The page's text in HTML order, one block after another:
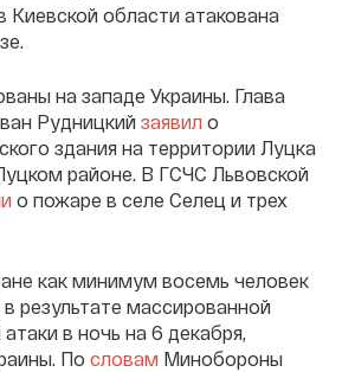
области атакована
на западе Украины. Глава
Рудницкий заявил о
здания на территории Луцка
районе. В ГСЧС Львовской
о пожаре в селе Селец и трех
как минимум восемь человек
результате массированной
в ночь на 6 декабря,
По словам Минобороны